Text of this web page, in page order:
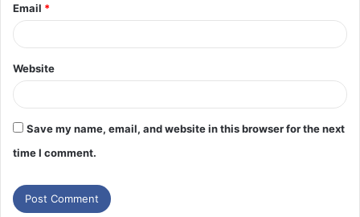
Email *
Website
Save my name, email, and website in this browser for the next
time I comment.